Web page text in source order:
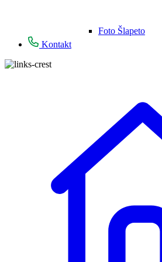
Foto Šlapeto
Kontakt